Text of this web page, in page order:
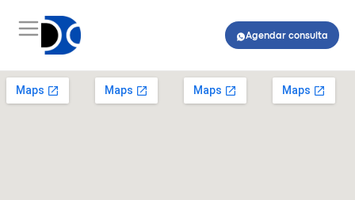
Agendar consulta